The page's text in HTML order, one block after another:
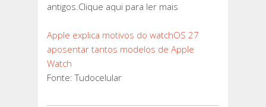
antigos.Clique aqui para ler mais
Apple explica motivos do watchOS 27
aposentar tantos modelos de Apple
Watch
Fonte: Tudocelular